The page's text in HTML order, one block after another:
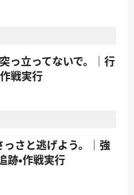
っ立ってないで。｜行
作戦実行
っさと逃げよう。｜強
跡・作戦実行